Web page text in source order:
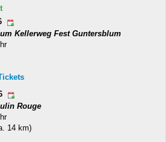
Kellerweg Fest Guntersblum
Rouge
14 km)